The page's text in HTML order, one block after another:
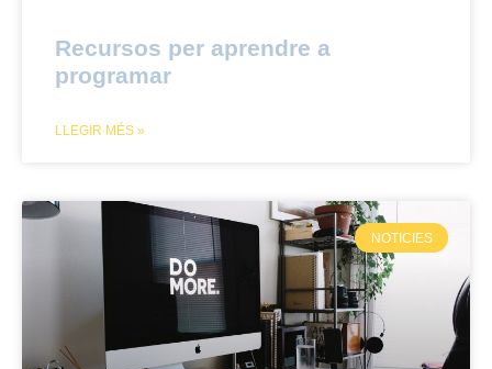
Recursos per aprendre a
programar
LLEGIR MÉS »
NOTICIES